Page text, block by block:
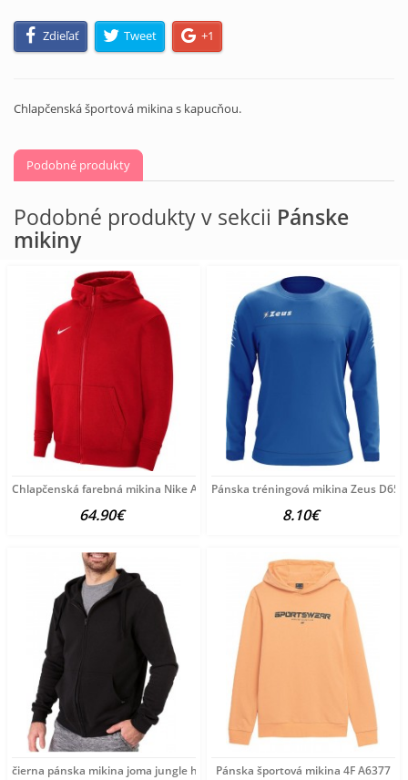
Zdieľať Tweet +1
Chlapčenská športová mikina s kapucňou.
Podobné produkty
Podobné produkty v sekcii Pánske
mikiny
Chlapčenská farebná mikina Nike A3971
64.90€
Pánska tréningová mikina Zeus
8.10€
čierna pánska mikina joma jungle hoodie B3188Pánska športová mikina 4F A6377